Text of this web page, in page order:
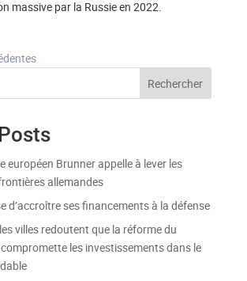
massive par la Russie en 2022.
Rechercher
européen Brunner appelle à lever les
allemandes
d’accroître ses financements à la défense
villes redoutent que la réforme du
compromette les investissements dans le